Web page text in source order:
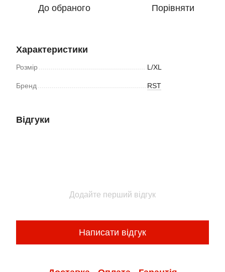
До обраного Порівняти
Характеристики
Розмір L/XL
Бренд RST
Відгуки
Додайте перший відгук
Написати відгук